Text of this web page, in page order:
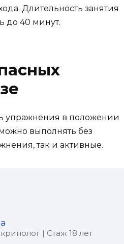
Длительность занятия
до 40 минут.
упражнения в положении
выполнять без
так и активные.
| Стаж 18 лет